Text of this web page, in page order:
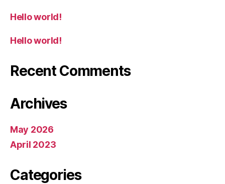
Hello world!
Hello world!
Recent Comments
Archives
May 2026
April 2023
Categories